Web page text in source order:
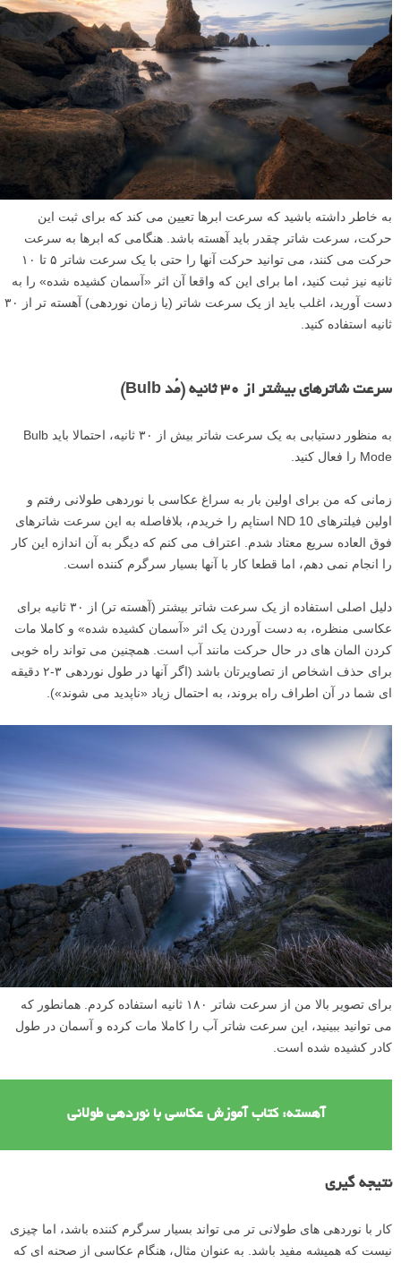
به خاطر داشته باشید که سرعت ابرها تعیین می کند که برای ثبت این
حرکت، سرعت شاتر چقدر باید آهسته باشد. هنگامی که ابرها به سرعت
حرکت می کنند، می توانید حرکت آنها را حتی با یک سرعت شاتر ۵ تا ۱۰
ثانیه نیز ثبت کنید، اما برای این که واقعا آن اثر «آسمان کشیده شده» را به
دست آورید، اغلب باید از یک سرعت شاتر (یا زمان نوردهی) آهسته تر از ۳۰
ثانیه استفاده کنید.
سرعت شاترهای بیشتر از ۳۰ ثانیه (مُد Bulb)
به منظور دستیابی به یک سرعت شاتر بیش از ۳۰ ثانیه، احتمالا باید Bulb
Mode را فعال کنید.
زمانی که من برای اولین بار به سراغ عکاسی با نوردهی طولانی رفتم و
اولین فیلترهای ND 10 استاپم را خریدم، بلافاصله به این سرعت شاترهای
فوق العاده سریع معتاد شدم. اعتراف می کنم که دیگر به آن اندازه این کار
را انجام نمی دهم، اما قطعا کار با آنها بسیار سرگرم کننده است.
دلیل اصلی استفاده از یک سرعت شاتر بیشتر (آهسته تر) از ۳۰ ثانیه برای
عکاسی منظره، به دست آوردن یک اثر «آسمان کشیده شده» و کاملا مات
کردن المان های در حال حرکت مانند آب است. همچنین می تواند راه خوبی
برای حذف اشخاص از تصاویرتان باشد (اگر آنها در طول نوردهی ۳-۲ دقیقه
ای شما در آن اطراف راه بروند، به احتمال زیاد «ناپدید می شوند»).
برای تصویر بالا من از سرعت شاتر ۱۸۰ ثانیه استفاده کردم. همانطور که
می توانید ببینید، این سرعت شاتر آب را کاملا مات کرده و آسمان در طول
کادر کشیده شده است.
آهسته: کتاب آموزش عکاسی با نوردهی طولانی
نتیجه گیری
کار با نوردهی های طولانی تر می تواند بسیار سرگرم کننده باشد، اما چیزی
نیست که همیشه مفید باشد. به عنوان مثال، هنگام عکاسی از صحنه ای که